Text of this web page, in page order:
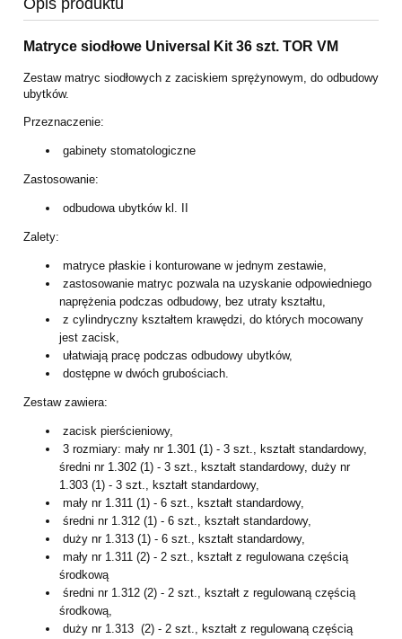
Matryce siodłowe Universal Kit 36 szt. TOR VM
Zestaw matryc siodłowych z zaciskiem sprężynowym, do odbudowy
ubytków.
Przeznaczenie:
gabinety stomatologiczne
Zastosowanie:
odbudowa ubytków kl. II
Zalety:
matryce płaskie i konturowane w jednym zestawie,
zastosowanie matryc pozwala na uzyskanie odpowiedniego
naprężenia podczas odbudowy, bez utraty kształtu,
z cylindryczny kształtem krawędzi, do których mocowany
jest zacisk,
ułatwiają pracę podczas odbudowy ubytków,
dostępne w dwóch grubościach.
Zestaw zawiera:
zacisk pierścieniowy,
3 rozmiary: mały nr 1.301 (1) - 3 szt., kształt standardowy,
średni nr 1.302 (1) - 3 szt., kształt standardowy, duży nr
1.303 (1) - 3 szt., kształt standardowy,
mały nr 1.311 (1) - 6 szt., kształt standardowy,
średni nr 1.312 (1) - 6 szt., kształt standardowy,
duży nr 1.313 (1) - 6 szt., kształt standardowy,
mały nr 1.311 (2) - 2 szt., kształt z regulowana częścią
środkową
średni nr 1.312 (2) - 2 szt., kształt z regulowaną częścią
środkową,
duży nr 1.313 (2) - 2 szt., kształt z regulowaną częścią